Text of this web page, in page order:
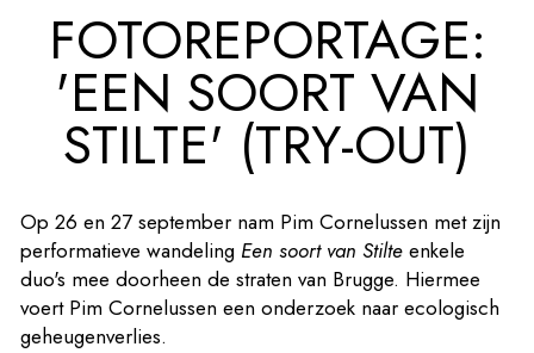
Agenda
Reflecties & publicaties
Over PLAN B
EN
FOTOREPORTAGE:
'EEN SOORT VAN
STILTE' (TRY-OUT)
Op 26 en 27 september nam Pim Cornelussen met zijn
performatieve wandeling Een soort van Stilte enkele
duo's mee doorheen de straten van Brugge. Hiermee
voert Pim Cornelussen een onderzoek naar ecologisch
geheugenverlies.